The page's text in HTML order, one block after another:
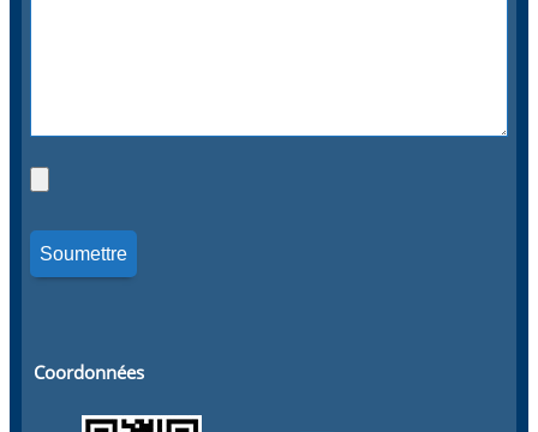
Coordonnées